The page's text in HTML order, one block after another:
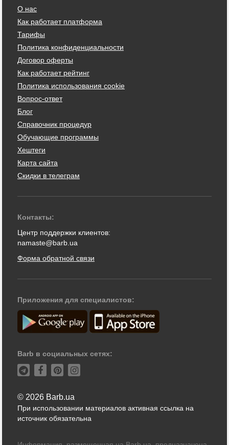
О нас
Как работает платформа
Тарифы
Политика конфиденциальности
Договор оферты
Как работает рейтинг
Политика использования cookie
Вопрос-ответ
Блог
Справочник процедур
Обучающие программы
Хештеги
Карта сайта
Скидки в телеграм
Контакты:
Центр поддержки клиентов:
namaste@barb.ua
Форма обратной связи
Приложения для специалистов:
Barb в социальных сетях:
© 2026 Barb.ua
При использовании материалов активная ссылка на
источник обязательна